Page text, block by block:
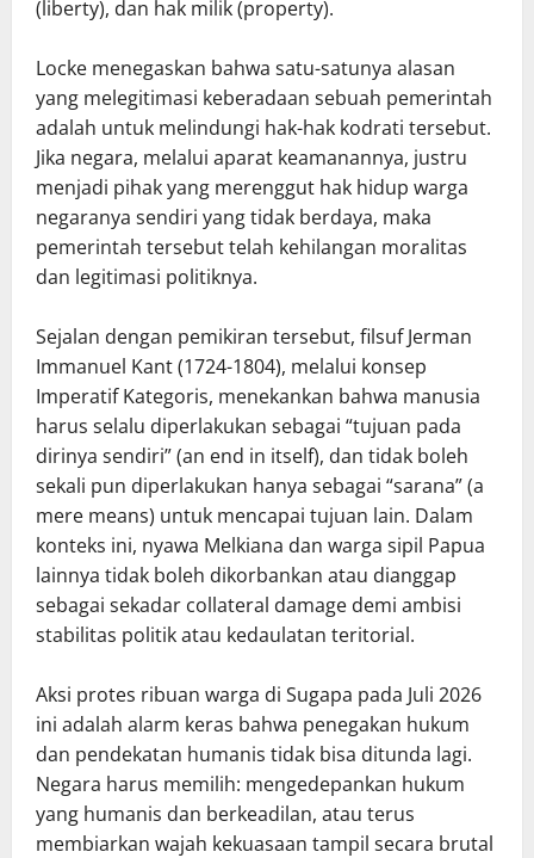
(liberty), dan hak milik (property).
Locke menegaskan bahwa satu-satunya alasan
yang melegitimasi keberadaan sebuah pemerintah
adalah untuk melindungi hak-hak kodrati tersebut.
Jika negara, melalui aparat keamanannya, justru
menjadi pihak yang merenggut hak hidup warga
negaranya sendiri yang tidak berdaya, maka
pemerintah tersebut telah kehilangan moralitas
dan legitimasi politiknya.
Sejalan dengan pemikiran tersebut, filsuf Jerman
Immanuel Kant (1724-1804), melalui konsep
Imperatif Kategoris, menekankan bahwa manusia
harus selalu diperlakukan sebagai “tujuan pada
dirinya sendiri” (an end in itself), dan tidak boleh
sekali pun diperlakukan hanya sebagai “sarana” (a
mere means) untuk mencapai tujuan lain. Dalam
konteks ini, nyawa Melkiana dan warga sipil Papua
lainnya tidak boleh dikorbankan atau dianggap
sebagai sekadar collateral damage demi ambisi
stabilitas politik atau kedaulatan teritorial.
Aksi protes ribuan warga di Sugapa pada Juli 2026
ini adalah alarm keras bahwa penegakan hukum
dan pendekatan humanis tidak bisa ditunda lagi.
Negara harus memilih: mengedepankan hukum
yang humanis dan berkeadilan, atau terus
membiarkan wajah kekuasaan tampil secara brutal